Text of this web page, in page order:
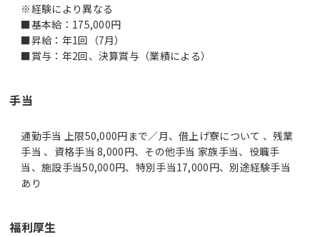
※経験により異なる
■基本給：175,000円
■昇給：年1回（7月）
■賞与：年2回、決算賞与（業績による）
手当
通勤手当 上限50,000円まで／月、借上げ寮について 、残業
手当 、資格手当 8,000円、その他手当 家族手当、役職手
当、施設手当50,000円、特別手当17,000円、別途経験手当
あり
福利厚生